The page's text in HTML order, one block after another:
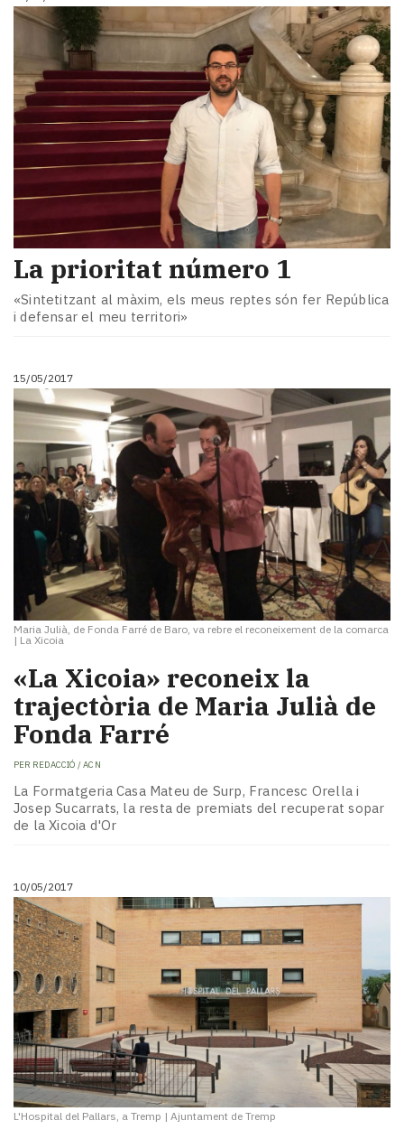
La prioritat número 1
«Sintetitzant al màxim, els meus reptes són fer República
i defensar el meu territori»
15/05/2017
Maria Julià, de Fonda Farré de Baro, va rebre el reconeixement de la comarca
| La Xicoia
«La Xicoia» reconeix la
trajectòria de Maria Julià de
Fonda Farré
PER REDACCIÓ / ACN
La Formatgeria Casa Mateu de Surp, Francesc Orella i
Josep Sucarrats, la resta de premiats del recuperat sopar
de la Xicoia d'Or
10/05/2017
L'Hospital del Pallars, a Tremp | Ajuntament de Tremp